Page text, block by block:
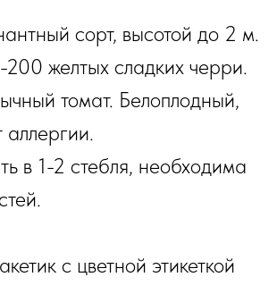
сорт, высотой до 2 м.
желтых сладких черри.
томат. Белоплодный,
аллергии.
в 1-2 стебля, необходима
с цветной этикеткой